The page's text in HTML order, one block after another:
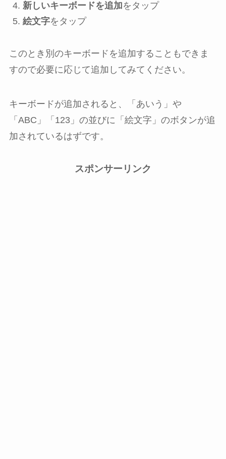
新しいキーボードを追加をタップ
絵文字をタップ
このとき別のキーボードを追加することもできま
すので必要に応じて追加してみてください。
キーボードが追加されると、「あいう」や
「ABC」「123」の並びに「絵文字」のボタンが追
加されているはずです。
スポンサーリンク